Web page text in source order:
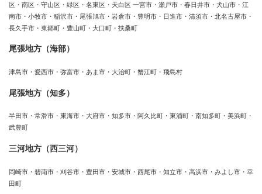
区・南区・守山区・緑区・名東区・天白区 一宮市・瀬戸市・春日井市・犬山市・江
南市・小牧市・稲沢市・尾張旭市・岩倉市・豊明市・日進市・清須市・北名古屋市・
長久手市・東郷町・豊山町・大口町・扶桑町
尾張地方（海部）
津島市・愛西市・弥富市・あま市・大治町・蟹江町・飛島村
尾張地方（知多）
半田市・常滑市・東海市・大府市・知多市・阿久比町・東浦町・南知多町・美浜町・
武豊町
三河地方（西三河）
岡崎市・碧南市・刈谷市・豊田市・安城市・西尾市・知立市・高浜市・みよし市・幸
田町